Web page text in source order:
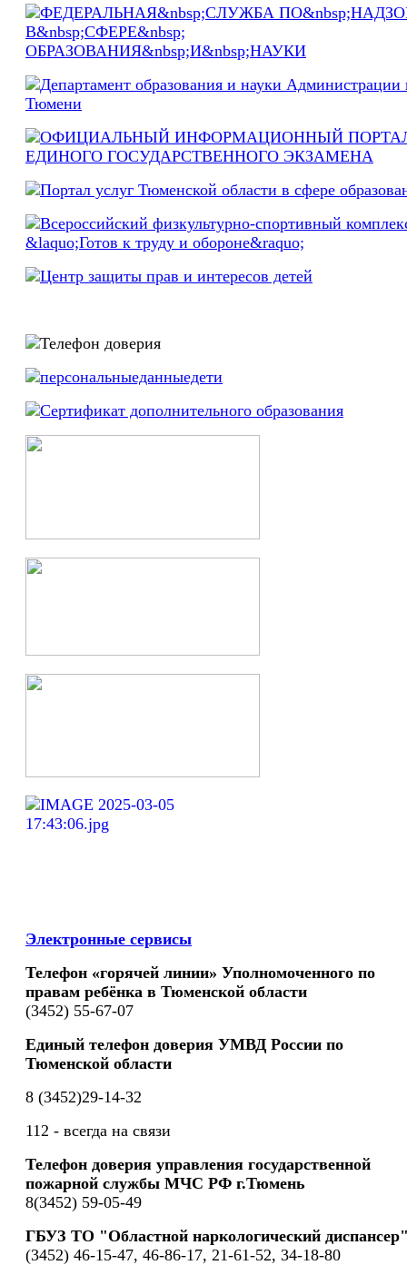
Электронные сервисы
Телефон «горячей линии» Уполномоченного по
правам ребёнка в Тюменской области
(3452) 55-67-07
Единый телефон доверия УМВД России по
Тюменской области
8 (3452)29-14-32
112 - всегда на связи
Телефон доверия управления государственной
пожарной службы МЧС РФ г.Тюмень
8(3452) 59-05-49
ГБУЗ ТО "Областной наркологический
(3452) 46-15-47, 46-86-17, 21-61-52, 34-18-80